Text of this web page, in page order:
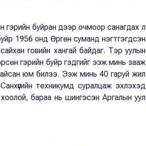
гэрийн буйран дээр очмоор санагдах л
1956 онд Өргөн суманд нэгтгэгдсэн
говийн хангай байдаг. Тэр уулын
гэрийн буйр гэдгийг ээж минь зааж
юм билээ. Ээж минь 40 гаруй жил
техникумд суралцаж эхлэхэд
бараа нь шингэсэн Аргалын уул